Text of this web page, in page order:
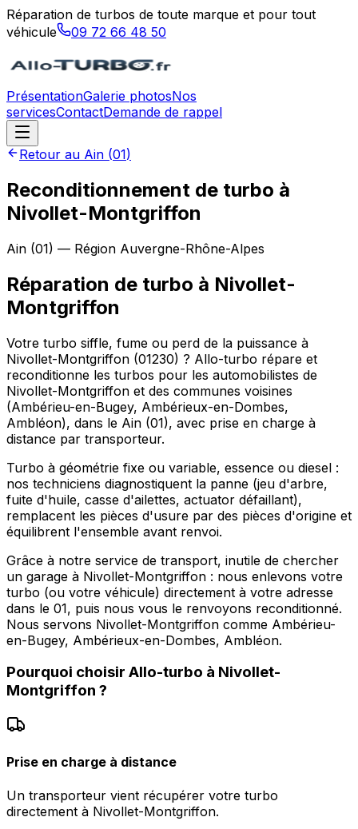
Réparation de turbos de toute marque et pour tout
véhicule
09 72 66 48 50
PrésentationGalerie photosNos
servicesContactDemande de rappel
Retour au Ain (01)
Reconditionnement de turbo à
Nivollet-Montgriffon
Ain (01) — Région Auvergne-Rhône-Alpes
Réparation de turbo à Nivollet-
Montgriffon
Votre turbo siffle, fume ou perd de la puissance à
Nivollet-Montgriffon (01230) ? Allo-turbo répare et
reconditionne les turbos pour les automobilistes de
Nivollet-Montgriffon et des communes voisines
(Ambérieu-en-Bugey, Ambérieux-en-Dombes,
Ambléon), dans le Ain (01), avec prise en charge à
distance par transporteur.
Turbo à géométrie fixe ou variable, essence ou diesel :
nos techniciens diagnostiquent la panne (jeu d'arbre,
fuite d'huile, casse d'ailettes, actuator défaillant),
remplacent les pièces d'usure par des pièces d'origine et
équilibrent l'ensemble avant renvoi.
Grâce à notre service de transport, inutile de chercher
un garage à Nivollet-Montgriffon : nous enlevons votre
turbo (ou votre véhicule) directement à votre adresse
dans le 01, puis nous vous le renvoyons reconditionné.
Nous servons Nivollet-Montgriffon comme Ambérieu-
en-Bugey, Ambérieux-en-Dombes, Ambléon.
Pourquoi choisir Allo-turbo à Nivollet-
Montgriffon ?
Prise en charge à distance
Un transporteur vient récupérer votre turbo
directement à Nivollet-Montgriffon.